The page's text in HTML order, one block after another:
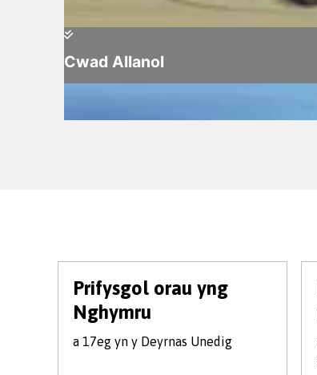
Prifysgol orau yng
Nghymru
a 17eg yn y Deyrnas Unedig